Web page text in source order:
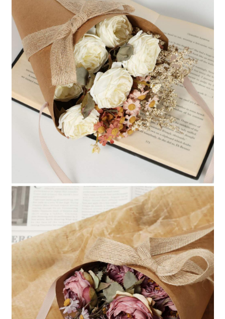
1.本服務係由「台灣大哥大股份有限公司」（以下簡稱本公司）所提供，讓
用戶於交易時，得透過本服務購買商品或服務，並由商店將買賣／分期付款
買賣價金債權讓與本公司後，依約使用本公司帳單繳交帳款。
2.基於同意付款使用「大哥付你分期」之契約關係目的，商店將以您的個人
資料（包含姓名、電話或地址）提供予台灣大哥大進項蒐集、處理及利用，
由本公司與您本人進行分期帳單所需資料之確認、核對及更正。
3.完整用戶服務條款，請詳閱以下連結：https://oppay.tw/userRule
ATM／網路銀行／等多元方式進行付款，方視為交易完成。
※ 請注意：結帳手續完成當下不需立刻繳費，但若您需要取消訂單，請聯絡
購買商品的店家。未經商家同意取消之訂單仍視為有效，需透過AFTEE先享
後付繳納相關費用。
※ 交易是否成功請以「AFTEE先享後付 」之結帳頁面顯示為準，若有關於
是否繳費成功／繳費後需取消欲退款等相關疑問，請聯繫「AFTEE先享後付
客戶支援中心」https://netprotections.freshdesk.com/support/home
【注意事項】
１．透過由恩沛科技股份有限公司提供之「AFTEE先享後付」服務完成之交
易，需依本服務之必要範圍內提供個人資料，並將交易相關給付款項請求債
權轉讓予恩沛科技股份有限公司。
２．關於個人資料處理事宜，請瀏覽以下網址：https://aftee.tw/terms/#terms3
３．未成年的使用者請事先徵得法定代理人或監護人之同意方可使用
「AFTEE先享後付」，若未經同意申辦者引起之損失，本公司不負相關責
４．使用「AFTEE先享後付」時，將依據個別帳號之用戶狀況，依本公司即
時審查核予不同之上限額度；若仍有額度不足之情形，本公司將視審查結果
請求用戶進行身份認證。
５．嚴禁一人註冊多個帳號或使用他人資訊註冊。若發現惡意使用之情形，
恩沛科技股份有限公司將有權停止該用戶之使用額度並採取法律行動。
每筆NT$80，滿NT$1,500(含以上)免運費
付款後 7-11取貨
每筆NT$80，滿NT$1,500(含以上)免運費
宅配
每筆NT$80，滿NT$1,500(含以上)免運費